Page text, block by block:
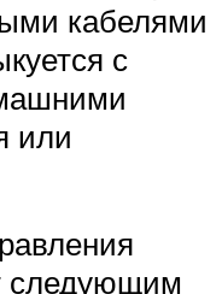
кабелями
с
или
следующим